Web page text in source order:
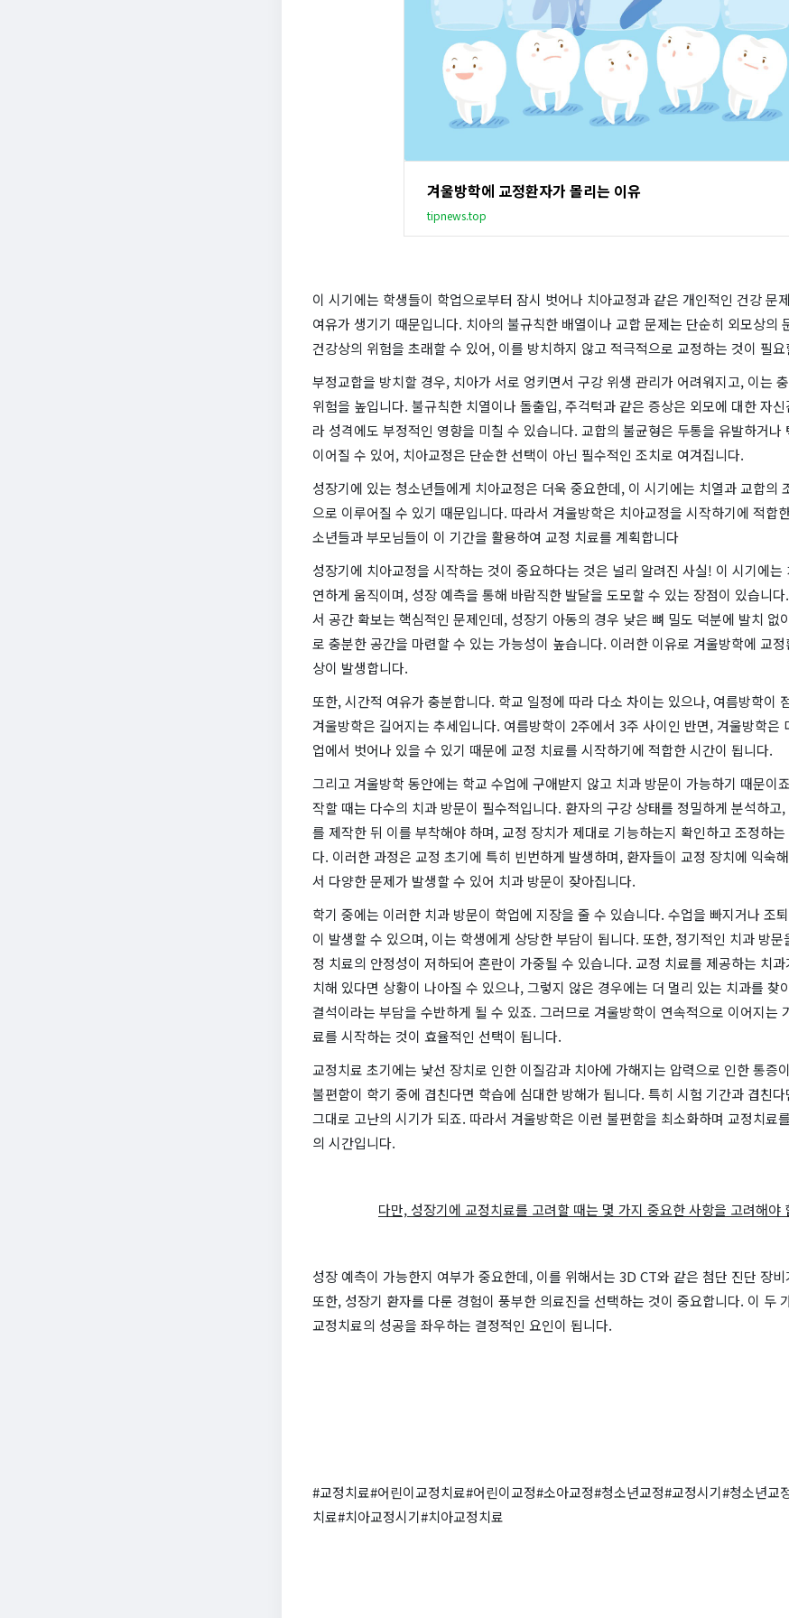
겨울방학에 교정환자가 몰리는 이유
tipnews.top
이 시기에는 학생들이 학업으로부터 잠시 벗어나 치아교정과 같은 개인적인 건강 문
여유가 생기기 때문입니다. 치아의 불규칙한 배열이나 교합 문제는 단순히 외모상의
건강상의 위험을 초래할 수 있어, 이를 방치하지 않고 적극적으로 교정하는 것이 필
부정교합을 방치할 경우, 치아가 서로 엉키면서 구강 위생 관리가 어려워지고, 이는
위험을 높입니다. 불규칙한 치열이나 돌출입, 주걱턱과 같은 증상은 외모에 대한 자
라 성격에도 부정적인 영향을 미칠 수 있습니다. 교합의 불균형은 두통을 유발하거나
이어질 수 있어, 치아교정은 단순한 선택이 아닌 필수적인 조치로 여겨집니다.
성장기에 있는 청소년들에게 치아교정은 더욱 중요한데, 이 시기에는 치열과 교합의
으로 이루어질 수 있기 때문입니다. 따라서 겨울방학은 치아교정을 시작하기에 적합
소년들과 부모님들이 이 기간을 활용하여 교정 치료를 계획합니다
성장기에 치아교정을 시작하는 것이 중요하다는 것은 널리 알려진 사실! 이 시기에는
연하게 움직이며, 성장 예측을 통해 바람직한 발달을 도모할 수 있는 장점이 있습니
서 공간 확보는 핵심적인 문제인데, 성장기 아동의 경우 낮은 뼈 밀도 덕분에 발치 없
로 충분한 공간을 마련할 수 있는 가능성이 높습니다. 이러한 이유로 겨울방학에 교
상이 발생합니다.
또한, 시간적 여유가 충분합니다. 학교 일정에 따라 다소 차이는 있으나, 여름방학이
겨울방학은 길어지는 추세입니다. 여름방학이 2주에서 3주 사이인 반면, 겨울방학은
업에서 벗어나 있을 수 있기 때문에 교정 치료를 시작하기에 적합한 시간이 됩니다.
그리고 겨울방학 동안에는 학교 수업에 구애받지 않고 치과 방문이 가능하기 때문이
작할 때는 다수의 치과 방문이 필수적입니다. 환자의 구강 상태를 정밀하게 분석하고
를 제작한 뒤 이를 부착해야 하며, 교정 장치가 제대로 기능하는지 확인하고 조정하
다. 이러한 과정은 교정 초기에 특히 빈번하게 발생하며, 환자들이 교정 장치에 익숙
서 다양한 문제가 발생할 수 있어 치과 방문이 잦아집니다.
학기 중에는 이러한 치과 방문이 학업에 지장을 줄 수 있습니다. 수업을 빠지거나 조
이 발생할 수 있으며, 이는 학생에게 상당한 부담이 됩니다. 또한, 정기적인 치과 방문
정 치료의 안정성이 저하되어 혼란이 가중될 수 있습니다. 교정 치료를 제공하는 치
치해 있다면 상황이 나아질 수 있으나, 그렇지 않은 경우에는 더 멀리 있는 치과를 찾
결석이라는 부담을 수반하게 될 수 있죠. 그러므로 겨울방학이 연속적으로 이어지는
료를 시작하는 것이 효율적인 선택이 됩니다.
교정치료 초기에는 낯선 장치로 인한 이질감과 치아에 가해지는 압력으로 인한 통증
불편함이 학기 중에 겹친다면 학습에 심대한 방해가 됩니다. 특히 시험 기간과 겹친
그대로 고난의 시기가 되죠. 따라서 겨울방학은 이런 불편함을 최소화하며 교정치료
의 시간입니다.
다만, 성장기에 교정치료를 고려할 때는 몇 가지 중요한 사항을 고려해야
성장 예측이 가능한지 여부가 중요한데, 이를 위해서는 3D CT와 같은 첨단 진단 장
또한, 성장기 환자를 다룬 경험이 풍부한 의료진을 선택하는 것이 중요합니다. 이 두
교정치료의 성공을 좌우하는 결정적인 요인이 됩니다.
#교정치료#어린이교정치료#어린이교정#소아교정#청소년교정#교정시기#청소년교
치료#치아교정시기#치아교정치료